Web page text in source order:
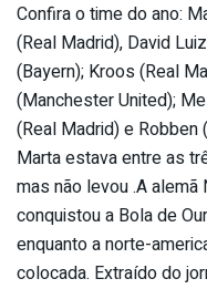
Confira o time do ano:
(Real Madrid), David
(Bayern); Kroos (Real
(Manchester United);
(Real Madrid) e Robben
Marta estava entre as
mas não levou .A
conquistou a Bola de
enquanto a norte-
colocada. Extraído do